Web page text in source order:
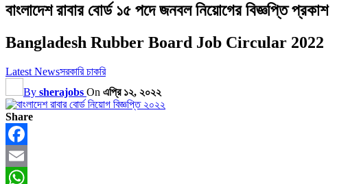
বাংলাদেশ রাবার বোর্ড ১৫ পদে জনবল নিয়োগের বিজ্ঞপ্তি প্রকাশ
Bangladesh Rubber Board Job Circular 2022
Latest Newsসরকারি চাকরি
By sherajobs On এপ্রি ১২, ২০২২
Share
Facebook
Email